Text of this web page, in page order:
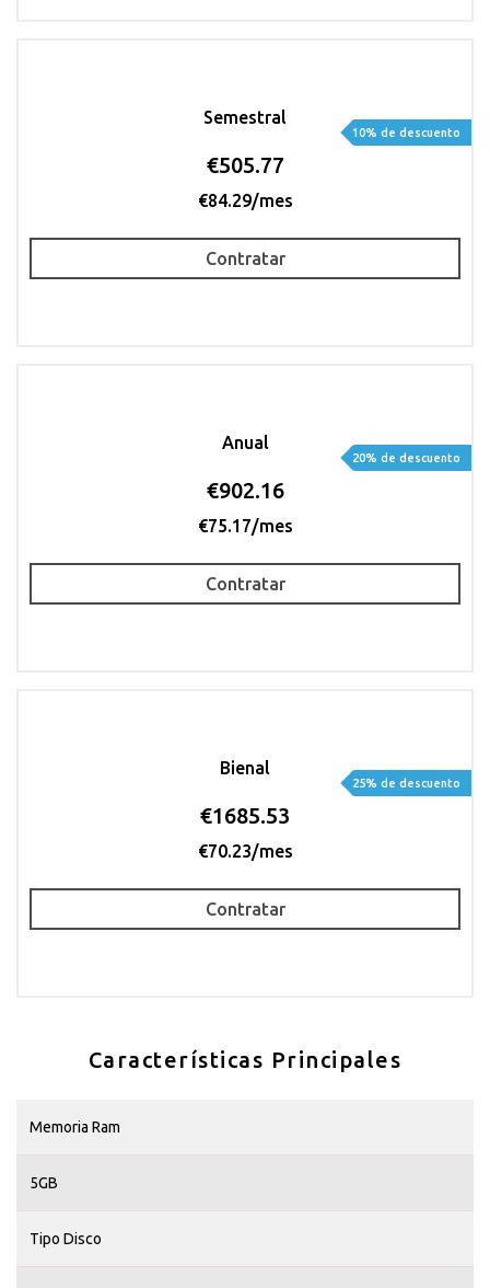
Semestral
€505.77
€84.29/mes
10% de descuento
Contratar
Anual
€902.16
€75.17/mes
20% de descuento
Contratar
Bienal
€1685.53
€70.23/mes
25% de descuento
Contratar
Características Principales
Memoria Ram
5GB
Tipo Disco